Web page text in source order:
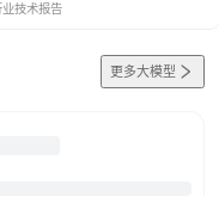
业技术报告
更多大模型